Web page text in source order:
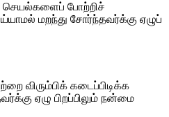
செயல்களைப் போற்றிச்
மறந்து சோர்ந்தவர்க்கு ஏழுப்
விரும்பிக் கடைப்பிடிக்க
ஏழு பிறப்பிலும் நன்மை